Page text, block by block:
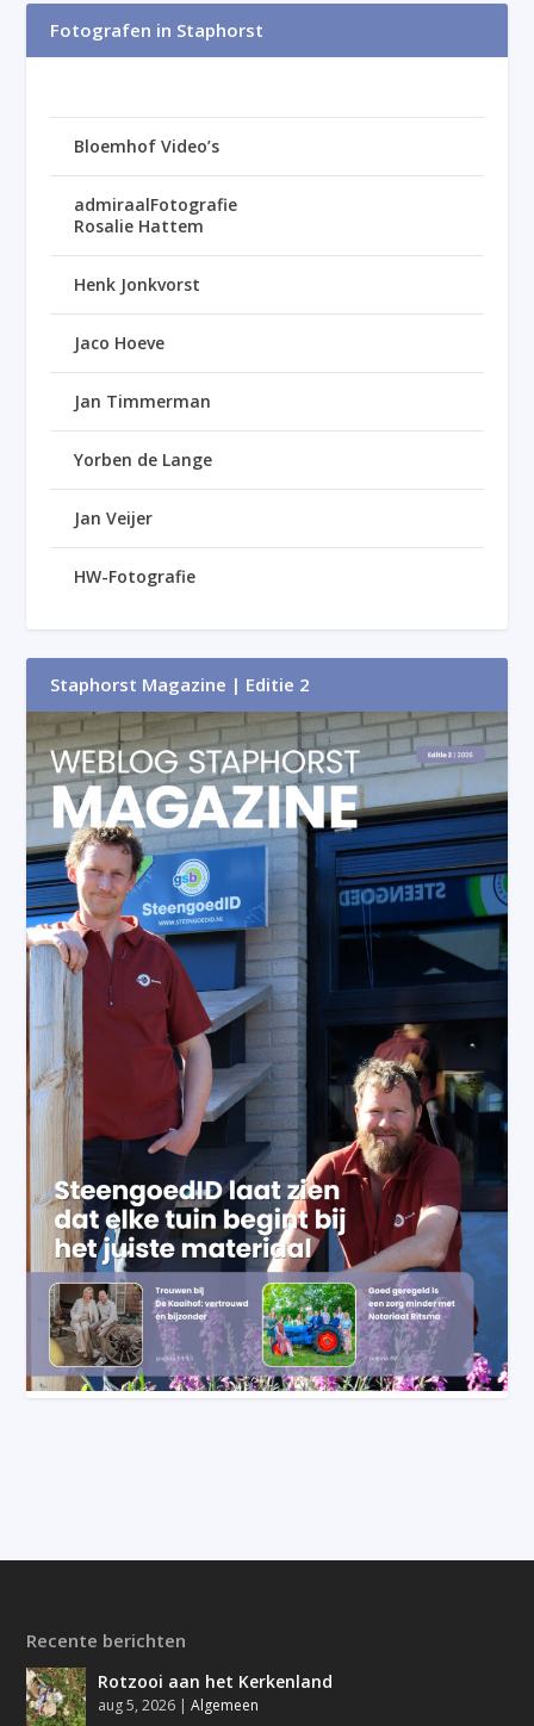
Fotografen in Staphorst
Bloemhof Video’s
admiraalFotografie
Rosalie Hattem
Henk Jonkvorst
Jaco Hoeve
Jan Timmerman
Yorben de Lange
Jan Veijer
HW-Fotografie
Staphorst Magazine | Editie 2
Recente berichten
Rotzooi aan het Kerkenland
aug 5, 2026 |Algemeen